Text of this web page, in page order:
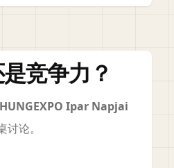
竞争力？
HUNGEXPO Ipar Napjai
论。